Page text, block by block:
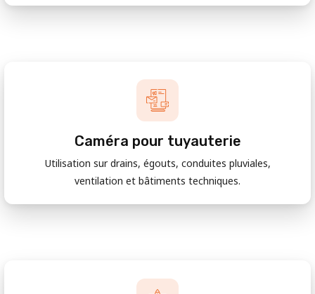
Caméra pour tuyauterie
Utilisation sur drains, égouts, conduites pluviales,
ventilation et bâtiments techniques.